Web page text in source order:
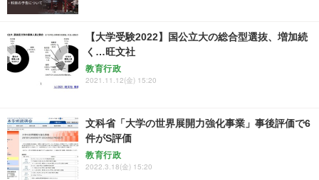
【大学受験2022】国公立大の総合型選抜、増加続
く…旺文社
教育行政
2021.11.12(金) 15:20
文科省「大学の世界展開力強化事業」事後評価で6
件がS評価
教育行政
2022.3.18(金) 15:20